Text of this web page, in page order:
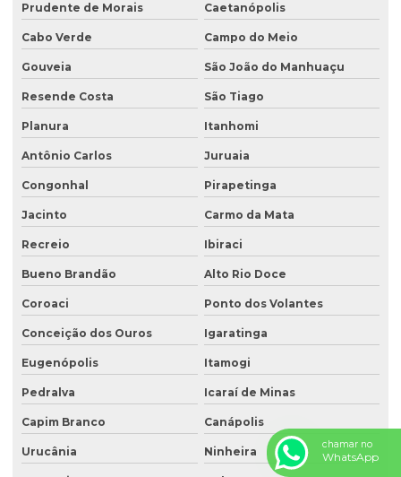
Prudente de Morais Caetanópolis
Cabo Verde Campo do Meio
Gouveia São João do Manhuaçu
Resende Costa São Tiago
Planura Itanhomi
Antônio Carlos Juruaia
Congonhal Pirapetinga
Jacinto Carmo da Mata
Recreio Ibiraci
Bueno Brandão Alto Rio Doce
Coroaci Ponto dos Volantes
Conceição dos Ouros Igaratinga
Eugenópolis Itamogi
Pedralva Icaraí de Minas
Capim Branco Canápolis
Urucânia Ninheira
chamar no
WhatsApp